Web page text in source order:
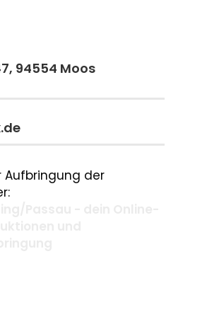
94554 Moos
Aufbringung der